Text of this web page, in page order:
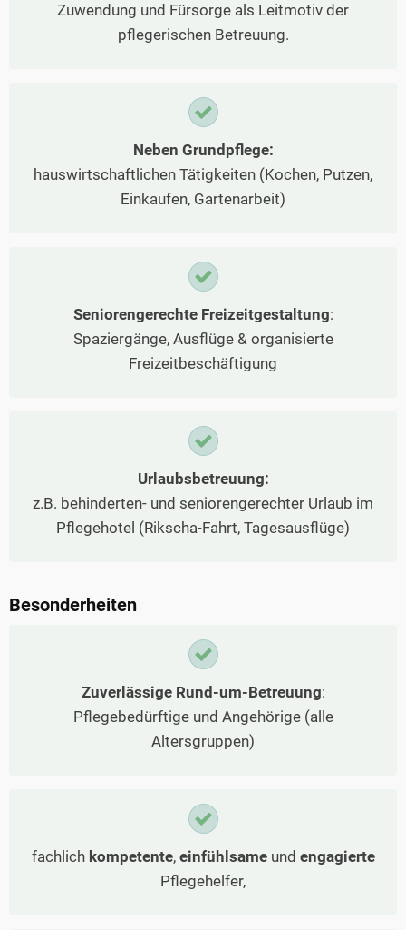
Zuwendung und Fürsorge als Leitmotiv der
pflegerischen Betreuung.
Neben Grundpflege:
hauswirtschaftlichen Tätigkeiten (Kochen, Putzen,
Einkaufen, Gartenarbeit)
Seniorengerechte Freizeitgestaltung:
Spaziergänge, Ausflüge & organisierte
Freizeitbeschäftigung
Urlaubsbetreuung:
z.B. behinderten- und seniorengerechter Urlaub im
Pflegehotel (Rikscha-Fahrt, Tagesausflüge)
Besonderheiten
Zuverlässige Rund-um-Betreuung:
Pflegebedürftige und Angehörige (alle
Altersgruppen)
fachlich kompetente, einfühlsameund engagierte
Pflegehelfer,